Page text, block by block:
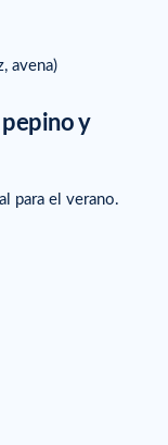
avena)
y
para el verano.